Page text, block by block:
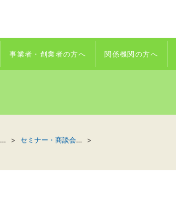
事業者・創業者の方へ 関係機関の方へ
... セミナー・商談会...